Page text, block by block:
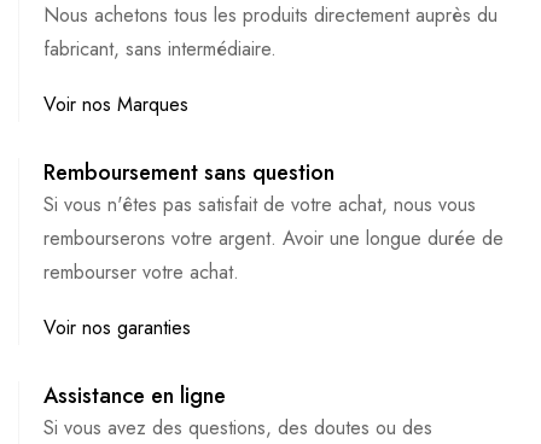
Nous achetons tous les produits directement auprès du
fabricant, sans intermédiaire.
Voir nos Marques
Remboursement sans question
Si vous n'êtes pas satisfait de votre achat, nous vous
rembourserons votre argent. Avoir une longue durée de
rembourser votre achat.
Voir nos garanties
Assistance en ligne
Si vous avez des questions, des doutes ou des